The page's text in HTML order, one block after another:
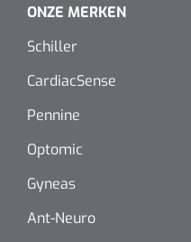
Hysterometer Sims - niet
ONZE MERKEN
Schiller
CardiacSense
Pennine
Optomic
Gyneas
Ant-Neuro